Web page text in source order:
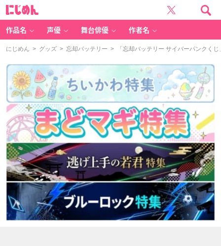
作品名 声優 舞台俳優 作者名
にじめん > グッズ > 忘却バッテリー > 「忘却バッテリー サイバーパンクく